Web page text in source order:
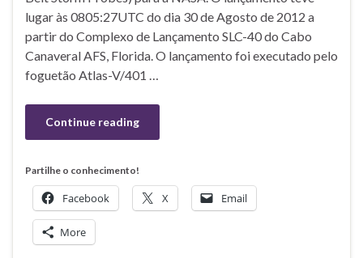
lugar às 0805:27UTC do dia 30 de Agosto de 2012 a
partir do Complexo de Lançamento SLC-40 do Cabo
Canaveral AFS, Florida. O lançamento foi executado pelo
foguetão Atlas-V/401 …
Continue reading
Partilhe o conhecimento!
Facebook X Email
More